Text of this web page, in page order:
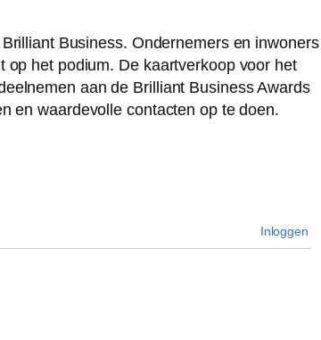
Business. Ondernemers en inwoners
op het podium. De kaartverkoop voor het
aan de Brilliant Business Awards
en waardevolle contacten op te doen.
Inloggen